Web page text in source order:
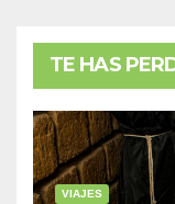
TE HAS
VIAJES